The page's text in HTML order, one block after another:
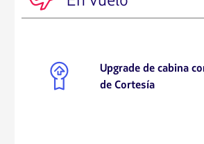
FFP010
Upgrade de cabina
de Cortesía